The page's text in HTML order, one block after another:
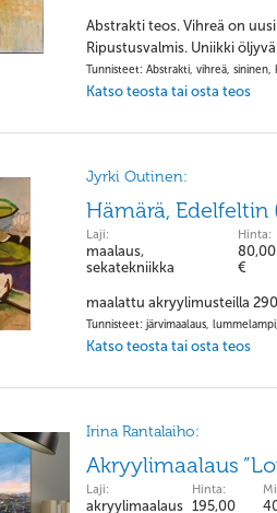
Abstrakti teos. Vihreä on
Ripustusvalmis. Uniikki
Tunnisteet: Abstrakti, vihreä,
Katso teosta tai osta teos
Jyrki Outinen:
Hämärä, Edelfeltin
Laji:
maalaus,
sekatekniikka
Hinta:
80,00
€
maalattu akryylimusteilla
Tunnisteet: järvimaalaus,
Katso teosta tai osta teos
Irina Rantalaiho:
Akryylimaalaus
Laji:
akryylimaalaus
Hinta:
195,00